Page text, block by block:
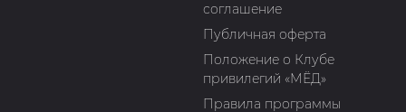
соглашение
Публичная оферта
Положение о Клубе
привилегий «МЁД»
Правила программы